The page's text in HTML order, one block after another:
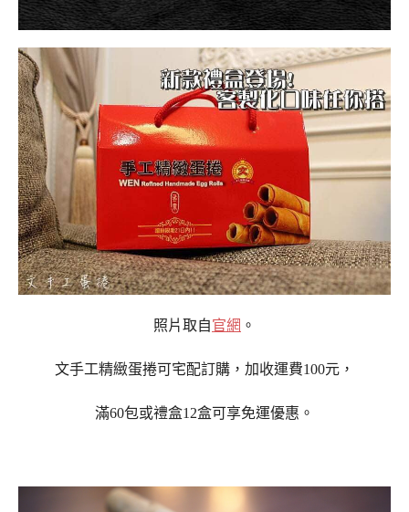
照片取自官網 。
文手工精緻蛋捲可宅配訂購，加收運費100元，
滿60包或禮盒12盒可享免運優惠。